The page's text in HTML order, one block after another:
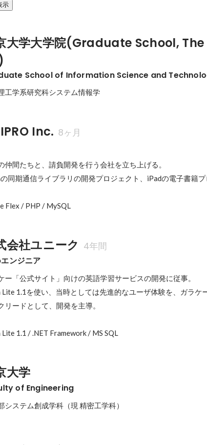
示
大学大学院(Graduate School,
School of Information Science and
工学系研究科システム情報学
Inc. 8ヶ月
仲間たちと、請負開発を行う会社を立ち上げる。
同期通信ライブラリの開発プロジェクト、iPadの電子書籍プ
Flex / PHP / MySQL
会社ユニーク 4年間
ンジニア
ー「公式サイト」向けの英語学習サービスの開発に従事。
Lite 1.1を使い、当時としては先進的なユーザ体験を、ガラケ
リードとして、開発を主導。
Lite 1.1 / .NET Framework / MS SQL
大学
of Engineering
システム創成学科（現 精密工学科）